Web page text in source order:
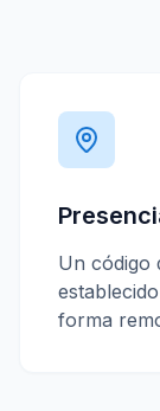
Un código
forma